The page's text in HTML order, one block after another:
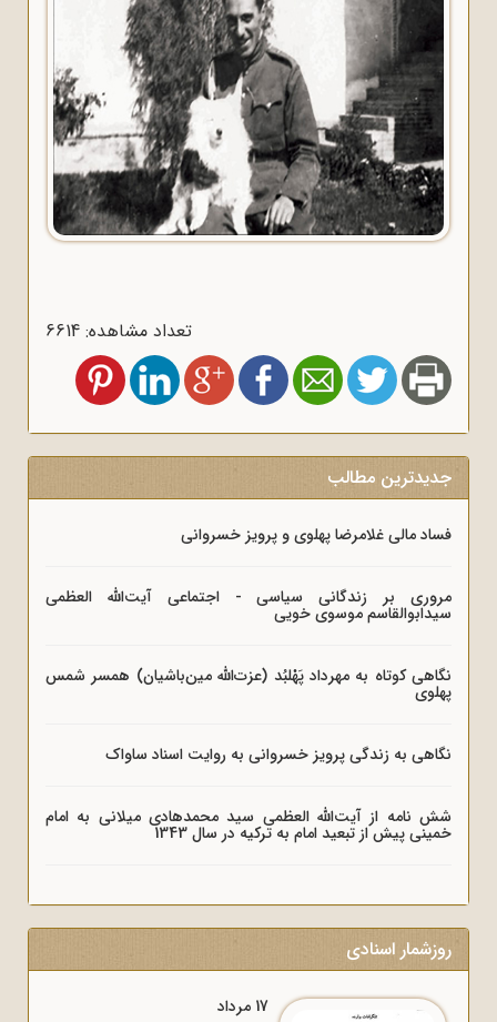
تعداد مشاهده: 6614
جدیدترین مطالب
فساد مالی غلامرضا پهلوی و پرویز خسروانی
مروری بر زندگانی سیاسی - اجتماعی آیت‌الله العظمی
سیدابوالقاسم موسوی خویی
نگاهی کوتاه به مهرداد پَهْلبُد (عزت‌الله مین‌باشیان) همسر شمس
پهلوی
نگاهی به زندگی پرویز خسروانی به روایت اسناد ساواک
شش نامه از آیت‌الله العظمی سید محمدهادی میلانی به امام
خمینی پیش از تبعید امام به ترکیه در سال 1343
روزشمار اسنادی
17 مرداد